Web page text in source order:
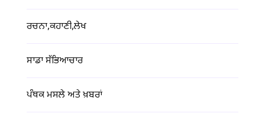
ਰਚਨਾ,ਕਹਾਣੀ,ਲੇਖ
ਸਾਡਾ ਸੱਭਿਆਚਾਰ
ਪੰਥਕ ਮਸਲੇ ਅਤੇ ਖ਼ਬਰਾਂ